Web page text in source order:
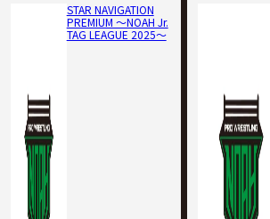
STAR NAVIGATION
PREMIUM 〜NOAH Jr.
TAG LEAGUE 2025〜